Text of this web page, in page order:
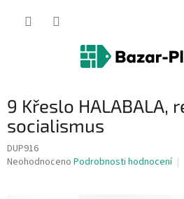
9 Křeslo HALABALA,
socialismus
DUP916
Průměrné
Neohodnoceno Podrobnosti hodnocení